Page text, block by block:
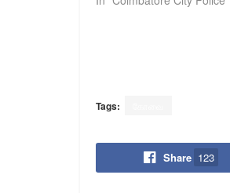
Tags:
Share 123